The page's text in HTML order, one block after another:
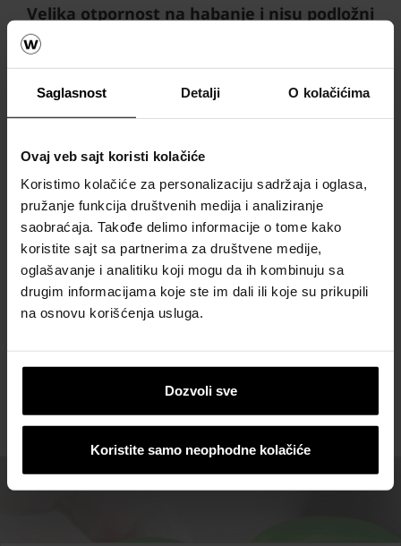
Saglasnost Detalji O kolačićima
Ovaj veb sajt koristi kolačiće
Koristimo kolačiće za personalizaciju sadržaja i oglasa,
pružanje funkcija društvenih medija i analiziranje
saobraćaja. Takođe delimo informacije o tome kako
koristite sajt sa partnerima za društvene medije,
oglašavanje i analitiku koji mogu da ih kombinuju sa
drugim informacijama koje ste im dali ili koje su prikupili
na osnovu korišćenja usluga.
Dozvoli sve
Koristite samo neophodne kolačiće
Velika otpornost na habanje i nisu podložni
Širok asortiman, sa mogućnošću
modifikacija prema zahtevu korisnika.
Jednostavna ugradnja i
Napomena:
Široka namena - za domaćinstva,
industrijske i poljoprivredne potrebe.
Velika otpornost na habanje i nisu podložni
koroziji.
Širok asortiman, sa mogućnošću